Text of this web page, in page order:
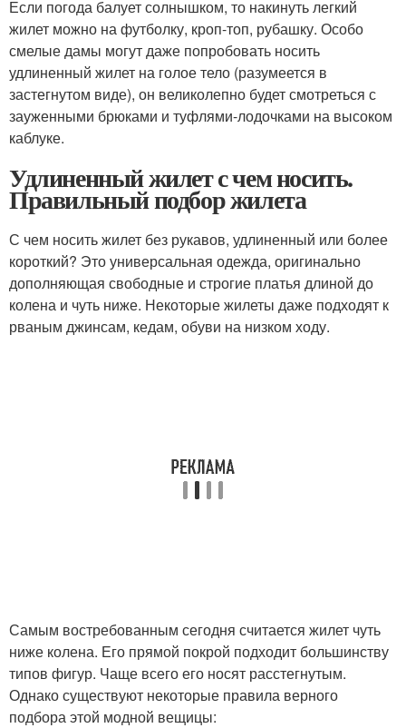
Если погода балует солнышком, то накинуть легкий
жилет можно на футболку, кроп-топ, рубашку. Особо
смелые дамы могут даже попробовать носить
удлиненный жилет на голое тело (разумеется в
застегнутом виде), он великолепно будет смотреться с
зауженными брюками и туфлями-лодочками на высоком
каблуке.
Удлиненный жилет с чем носить.
Правильный подбор жилета
С чем носить жилет без рукавов, удлиненный или более
короткий? Это универсальная одежда, оригинально
дополняющая свободные и строгие платья длиной до
колена и чуть ниже. Некоторые жилеты даже подходят к
рваным джинсам, кедам, обуви на низком ходу.
Самым востребованным сегодня считается жилет чуть
ниже колена. Его прямой покрой подходит большинству
типов фигур. Чаще всего его носят расстегнутым.
Однако существуют некоторые правила верного
подбора этой модной вещицы: